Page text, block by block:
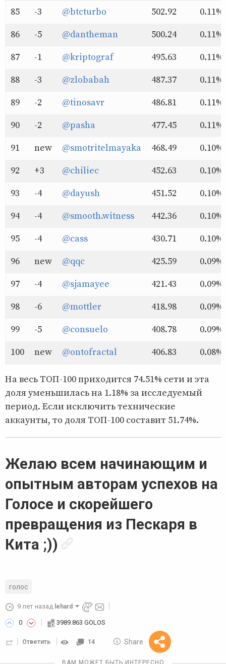
85
-3 @btcturbo 502.92
0.11%
86
-5 @dantheman 500.24
0.11%
87
-1 @kriptograf 495.63
0.11%
88
-3 @zlobabah 487.37
0.11%
89
-2 @tinosavr 486.81
0.11%
90
-2 @pasha 477.45
0.11%
91
new @smotritelmayaka 468.49
0.10%
92
+3 @chiliec 452.63
0.10%
93
-4 @dayush 451.52
0.10%
94
-4 @smooth.witness 442.36
0.10%
95
-4 @cass 430.71
0.10%
96
new @qqc 425.59
0.09%
97
-4 @sjamayee 421.43
0.09%
98
-6 @mottler 418.98
0.09%
99
-5 @consuelo 408.78
0.09%
100
new @ontofractal 406.83 0.08%
На весь ТОП-100 приходится 74.51% сети и эта
доля уменьшилась на 1.18% за исследуемый
период. Если исключить технические
аккаунты, то доля ТОП-100 составит 51.74%.
Желаю всем начинающим и
опытным авторам успехов на
Голосе и скорейшего
превращения из Пескаря в
Кита ;))
голос
9 лет назад lehard
0 3989.863 GOLOS
Ответить 14 Share
Reward
10 GOLOS